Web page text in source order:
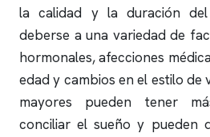
la calidad y la duración
deberse a una variedad de
hormonales, afecciones
edad y cambios en el estilo de
mayores pueden tener
conciliar el sueño y pueden